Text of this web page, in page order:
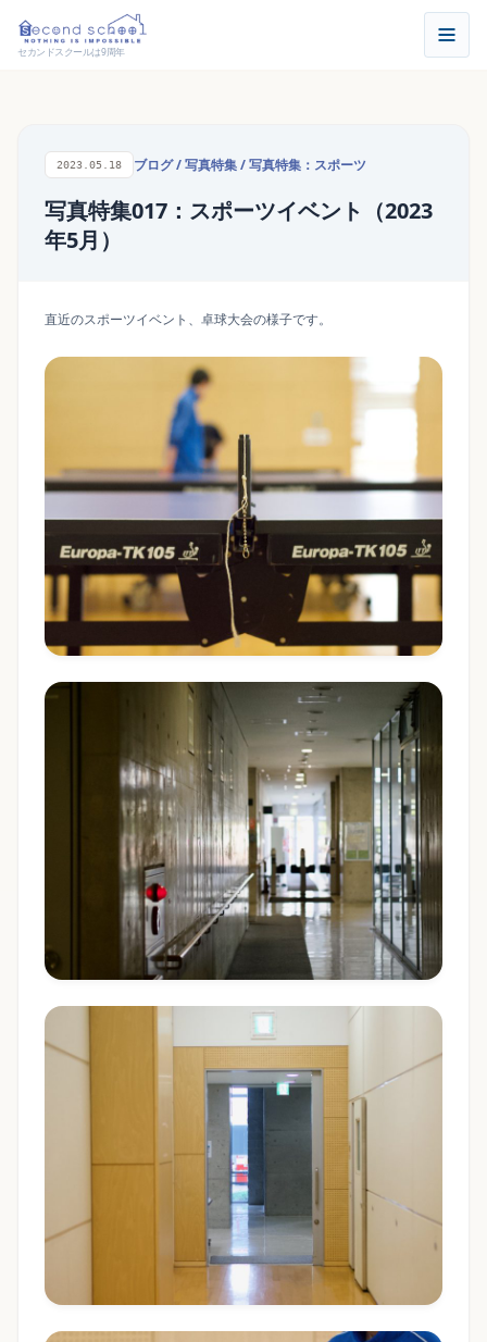
セカンドスクールは9周年
2023.05.18 ブログ/写真特集/写真特集：スポーツ
写真特集017：スポーツイベント（2023
年5月）
直近のスポーツイベント、卓球大会の様子です。